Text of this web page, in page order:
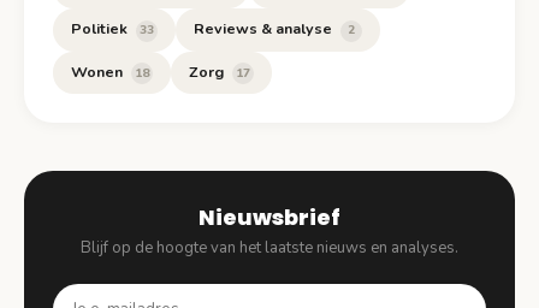
Politiek 33 Reviews & analyse 2
Wonen 18 Zorg 17
Nieuwsbrief
Blijf op de hoogte van het laatste nieuws en analyses.